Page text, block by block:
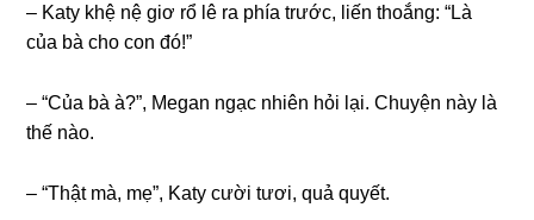
– Katy khệ nệ ɡiơ rổ lê ra phía trước, liến thoắng: “Là
của bà cho con đó!”
– “Của bà à?”, Megan ngạc nhiên hỏi lại. Chuyện này là
thế nào.
– “Thật mà, mẹ”, Katy cười tươi, quả quyết.